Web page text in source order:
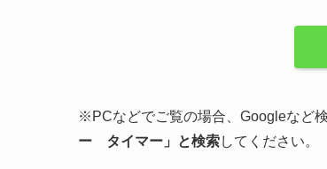
※PCなどでご覧の場合、Googleなど
ー タイマー」と検索してください。